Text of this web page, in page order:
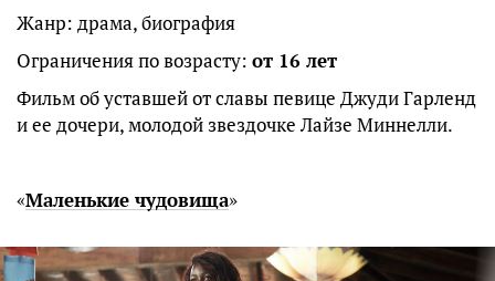
Жанр: драма, биография
Ограничения по возрасту: от 16 лет
Фильм об уставшей от славы певице Джуди Гарленд
и ее дочери, молодой звездочке Лайзе Миннелли.
«Маленькие чудовища»